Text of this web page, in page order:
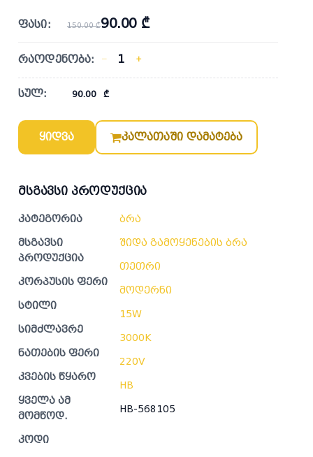
ფასი: 150.00 ₾90.00 ₾
რაოდენობა: − +
სულ: 90.00 ₾
ყიდვა კალათაში დამატება
მსგავსი პროდუქცია
კატეგორია
მსგავსი
პროდუქცია
კორპუსის ფერი
სტილი
სიმძლავრე
ნათების ფერი
კვების წყარო
ყველა ამ
მომწოდ.
კოდი
ბრა
შიდა გამოყენების ბრა
თეთრი
მოდერნი
15W
3000K
220V
HB
HB-568105